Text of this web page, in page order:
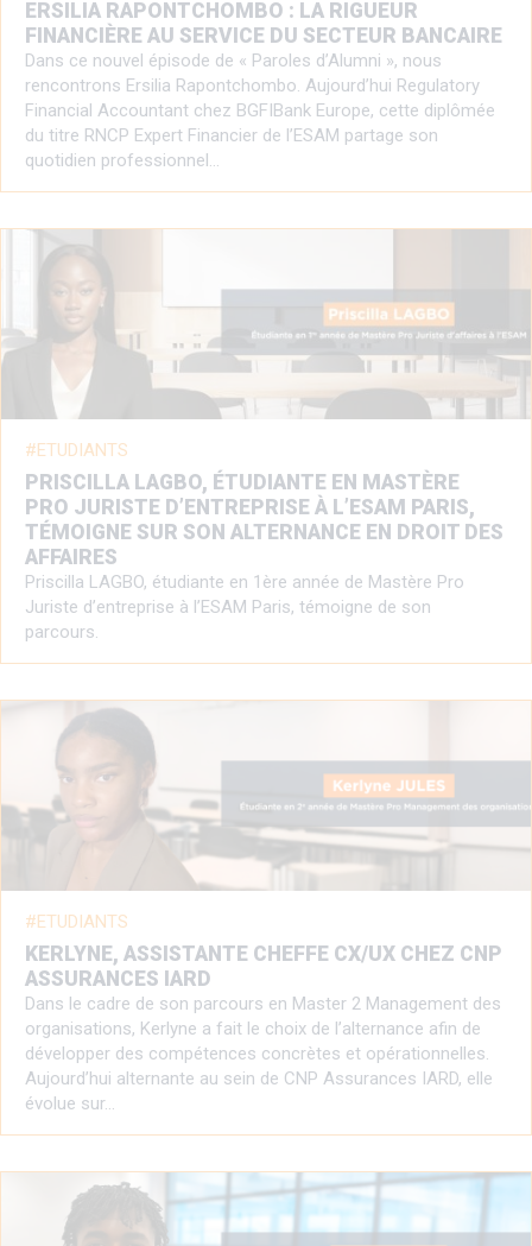
ERSILIA RAPONTCHOMBO : LA RIGUEUR
FINANCIÈRE AU SERVICE DU SECTEUR BANCAIRE
Dans ce nouvel épisode de « Paroles d’Alumni », nous
rencontrons Ersilia Rapontchombo. Aujourd’hui Regulatory
Financial Accountant chez BGFIBank Europe, cette diplômée
du titre RNCP Expert Financier de l’ESAM partage son
quotidien professionnel…
ETUDIANTS
PRISCILLA LAGBO, ÉTUDIANTE EN MASTÈRE
PRO JURISTE D’ENTREPRISE À L’ESAM PARIS,
TÉMOIGNE SUR SON ALTERNANCE EN DROIT DES
AFFAIRES
Priscilla LAGBO, étudiante en 1ère année de Mastère Pro
Juriste d’entreprise à l’ESAM Paris, témoigne de son
parcours.
ETUDIANTS
KERLYNE, ASSISTANTE CHEFFE CX/UX CHEZ CNP
ASSURANCES IARD
Dans le cadre de son parcours en Master 2 Management des
organisations, Kerlyne a fait le choix de l’alternance afin de
développer des compétences concrètes et opérationnelles.
Aujourd’hui alternante au sein de CNP Assurances IARD, elle
évolue sur…